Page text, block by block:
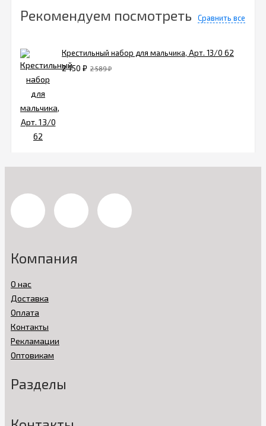
Рекомендуем посмотреть Сравнить все
Крестильный набор для мальчика, Арт. 13/0 62
2 150 ₽ 2 589₽
Компания
О нас
Доставка
Оплата
Контакты
Рекламации
Оптовикам
Разделы